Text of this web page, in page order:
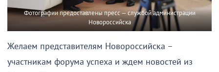
Фотографии предоставлены пресс — службой администрации
Новороссийска
Желаем представителям Новороссийска –
участникам форума успеха и ждем новостей из